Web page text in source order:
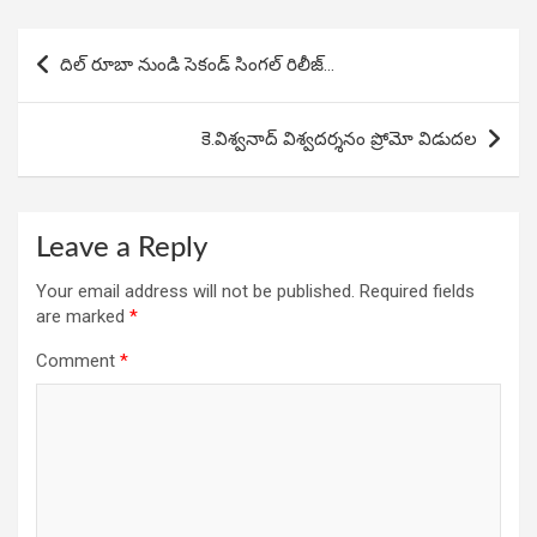
o
k
p
p
దిల్ రూబా నుండి సెకండ్ సింగల్ రిలీజ్…
కె.విశ్వనాద్‌ విశ్వదర్శనం ప్రోమో విడుదల
Leave a Reply
Your email address will not be published. Required fields
are marked *
Comment *